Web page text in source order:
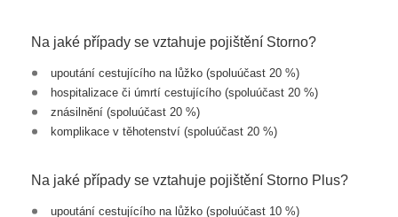
Na jaké případy se vztahuje pojištění Storno?
upoutání cestujícího na lůžko (spoluúčast 20 %)
hospitalizace či úmrtí cestujícího (spoluúčast 20 %)
znásilnění (spoluúčast 20 %)
komplikace v těhotenství (spoluúčast 20 %)
Na jaké případy se vztahuje pojištění Storno Plus?
upoutání cestujícího na lůžko (spoluúčast 10 %)